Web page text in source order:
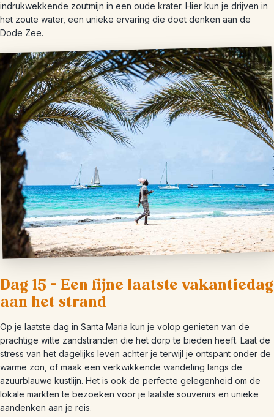
indrukwekkende zoutmijn in een oude krater. Hier kun je drijven in
het zoute water, een unieke ervaring die doet denken aan de
Dode Zee.
Dag 15 – Een fijne laatste vakantiedag
aan het strand
Op je laatste dag in Santa Maria kun je volop genieten van de
prachtige witte zandstranden die het dorp te bieden heeft. Laat de
stress van het dagelijks leven achter je terwijl je ontspant onder de
warme zon, of maak een verkwikkende wandeling langs de
azuurblauwe kustlijn. Het is ook de perfecte gelegenheid om de
lokale markten te bezoeken voor je laatste souvenirs en unieke
aandenken aan je reis.